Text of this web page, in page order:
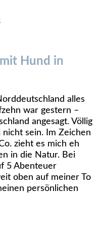
Hund in
alles
war gestern –
angesagt. Völlig
sein. I m Zeichen
zieht es mich eh
in die Natur. Bei
5 Abenteuer
oben auf meiner To
persönlichen